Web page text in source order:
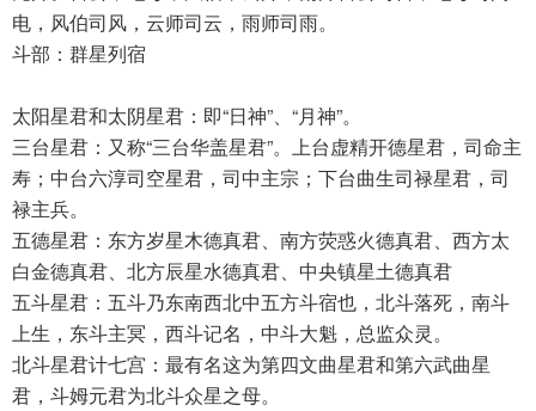
电，风伯司风，云师司云，雨师司雨。
斗部：群星列宿
太阳星君和太阴星君：即“日神”、“月神”。
三台星君：又称“三台华盖星君”。上台虚精开德星君，司命主
寿；中台六淳司空星君，司中主宗；下台曲生司禄星君，司
禄主兵。
五德星君：东方岁星木德真君、南方荧惑火德真君、西方太
白金德真君、北方辰星水德真君、中央镇星土德真君
五斗星君：五斗乃东南西北中五方斗宿也，北斗落死，南斗
上生，东斗主冥，西斗记名，中斗大魁，总监众灵。
北斗星君计七宫：最有名这为第四文曲星君和第六武曲星
君，斗姆元君为北斗众星之母。